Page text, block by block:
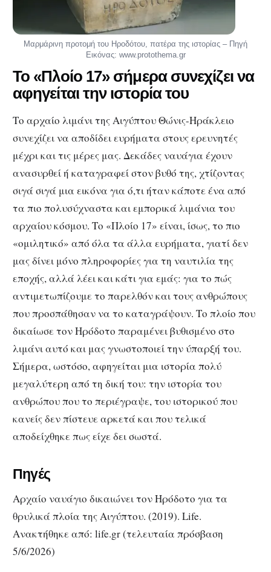
Μαρμάρινη προτομή του Ηροδότου, πατέρα της ιστορίας – Πηγή
Εικόνας: www.protothema.gr
Το «Πλοίο 17» σήμερα συνεχίζει να
αφηγείται την ιστορία του
Το αρχαίο λιμάνι της Αιγύπτου Θώνις-Ηράκλειο
συνεχίζει να αποδίδει ευρήματα στους ερευνητές
μέχρι και τις μέρες μας. Δεκάδες ναυάγια έχουν
ανασυρθεί ή καταγραφεί στον βυθό της, χτίζοντας
σιγά σιγά μια εικόνα για ό,τι ήταν κάποτε ένα από
τα πιο πολυσύχναστα και εμπορικά λιμάνια του
αρχαίου κόσμου. Το «Πλοίο 17» είναι, ίσως, το πιο
«ομιλητικό» από όλα τα άλλα ευρήματα, γιατί δεν
μας δίνει μόνο πληροφορίες για τη ναυτιλία της
εποχής, αλλά λέει και κάτι για εμάς: για το πώς
αντιμετωπίζουμε το παρελθόν και τους ανθρώπους
που προσπάθησαν να το καταγράψουν. Το πλοίο που
δικαίωσε τον Ηρόδοτο παραμένει βυθισμένο στο
λιμάνι αυτό και μας γνωστοποιεί την ύπαρξή του.
Σήμερα, ωστόσο, αφηγείται μια ιστορία πολύ
μεγαλύτερη από τη δική του: την ιστορία του
ανθρώπου που το περιέγραψε, του ιστορικού που
κανείς δεν πίστευε αρκετά και που τελικά
αποδείχθηκε πως είχε δει σωστά.
Πηγές
Αρχαίο ναυάγιο δικαιώνει τον Ηρόδοτο για τα
θρυλικά πλοία της Αιγύπτου. (2019). Life.
Ανακτήθηκε από: life.gr (τελευταία πρόσβαση
5/6/2026)